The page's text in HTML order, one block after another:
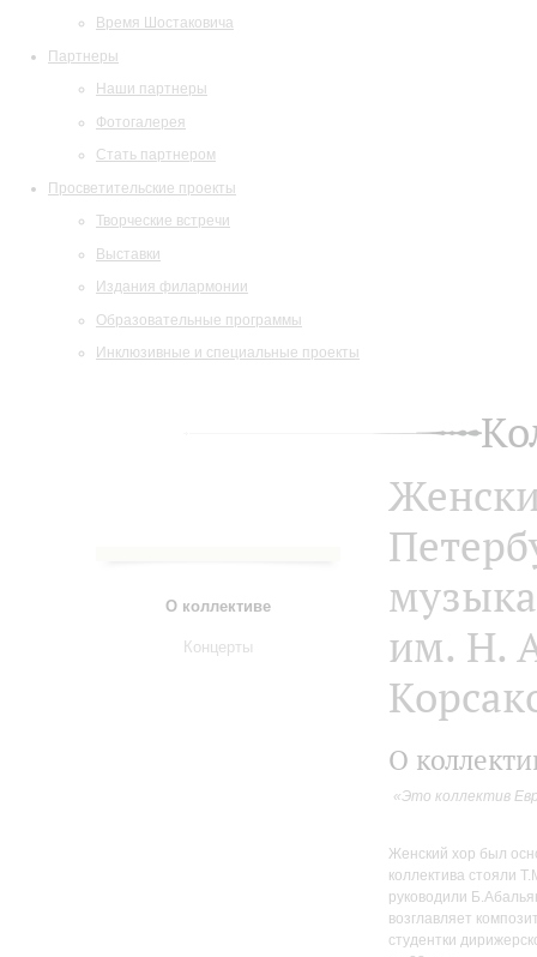
Время Шостаковича
Партнеры
Наши партнеры
Фотогалерея
Стать партнером
Просветительские проекты
Творческие встречи
Выставки
Издания филармонии
Образовательные программы
Инклюзивные и специальные проекты
О коллективе
Концерты
им. Н.
О
«Это коллектив
Женский хор был
коллектива стояли
руководили
возглавляет
студентки